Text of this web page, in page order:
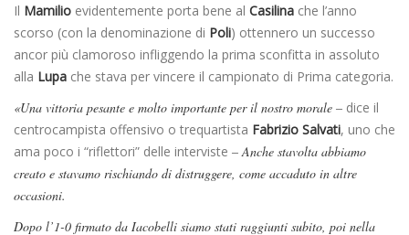
Il Mamilio evidentemente porta bene al Casilina che l’anno
scorso (con la denominazione di Poli) ottennero un successo
ancor più clamoroso infliggendo la prima sconfitta in assoluto
alla Lupa che stava per vincere il campionato di Prima categoria.
«Una vittoria pesante e molto importante per il nostro morale – dice il
centrocampista offensivo o trequartista Fabrizio Salvati, uno che
ama poco i “riflettori” delle interviste – Anche stavolta abbiamo
creato e stavamo rischiando di distruggere, come accaduto in altre
occasioni.
Dopo l’1-0 firmato da Iacobelli siamo stati raggiunti subito, poi nella